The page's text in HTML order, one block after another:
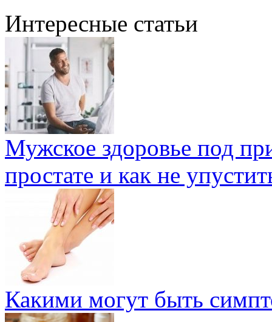
Интересные статьи
Мужское здоровье под
простате и как не
Какими могут быть